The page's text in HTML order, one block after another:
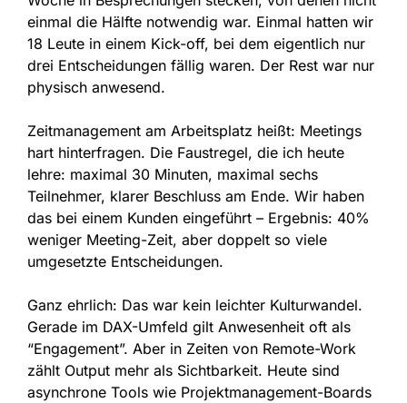
einmal die Hälfte notwendig war. Einmal hatten wir
18 Leute in einem Kick-off, bei dem eigentlich nur
drei Entscheidungen fällig waren. Der Rest war nur
physisch anwesend.
Zeitmanagement am Arbeitsplatz heißt: Meetings
hart hinterfragen. Die Faustregel, die ich heute
lehre: maximal 30 Minuten, maximal sechs
Teilnehmer, klarer Beschluss am Ende. Wir haben
das bei einem Kunden eingeführt – Ergebnis: 40%
weniger Meeting-Zeit, aber doppelt so viele
umgesetzte Entscheidungen.
Ganz ehrlich: Das war kein leichter Kulturwandel.
Gerade im DAX-Umfeld gilt Anwesenheit oft als
“Engagement”. Aber in Zeiten von Remote-Work
zählt Output mehr als Sichtbarkeit. Heute sind
asynchrone Tools wie Projektmanagement-Boards